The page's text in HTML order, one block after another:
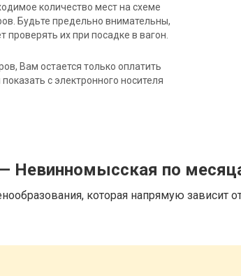
количество мест на схеме
Будьте предельно внимательны,
их при посадке в вагон.
Вам остается только оплатить
с электронного носителя
Невинномысская по
которая напрямую зависит